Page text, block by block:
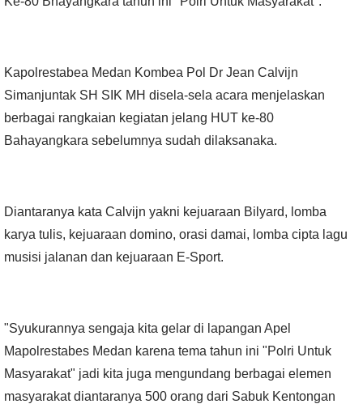
Kapolrestabea Medan Kombea Pol Dr Jean Calvijn
Simanjuntak SH SIK MH disela-sela acara menjelaskan
berbagai rangkaian kegiatan jelang HUT ke-80
Bahayangkara sebelumnya sudah dilaksanaka.
Diantaranya kata Calvijn yakni kejuaraan Bilyard, lomba
karya tulis, kejuaraan domino, orasi damai, lomba cipta lagu
musisi jalanan dan kejuaraan E-Sport.
"Syukurannya sengaja kita gelar di lapangan Apel
Mapolrestabes Medan karena tema tahun ini "Polri Untuk
Masyarakat" jadi kita juga mengundang berbagai elemen
masyarakat diantaranya 500 orang dari Sabuk Kentongan